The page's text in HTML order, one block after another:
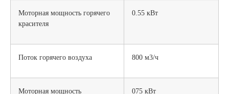
Моторная мощность горячего
красителя
0.55 кВт
Поток горячего воздуха 800 м3/ч
Моторная мощность
075 кВт